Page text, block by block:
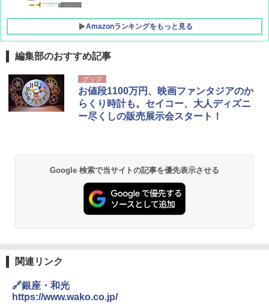
Amazonランキングをもっと見る
編集部のおすすめ記事
グッズ
お値段1100万円、映画ファンタジアのか
らくり時計も。セイコー、大人ディズニ
ー尽くしの販売展示会スタート！
Google 検索で当サイトの記事を優先表示させる
関連リンク
🔗銀座・和光
https://www.wako.co.jp/